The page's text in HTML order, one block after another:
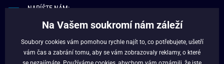
NAPÍŠTE NÁM:
O NÁS
Na Vašem soukromí nám záleží
Soubory cookies vám pomohou rychle najít to, co potřebujete, ušetří
vám čas a zabrání tomu, aby se vám zobrazovaly reklamy, o které